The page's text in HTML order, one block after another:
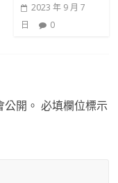
2023 年 9 月 7
日
0
開。 必填欄位標示